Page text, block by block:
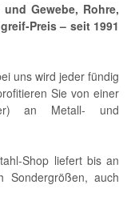
Gewebe, Rohre,
Preis – seit 1991
uns wird jeder fündig
Sie von einer
an Metall- und
Shop liefert bis an
Sondergrößen, auch